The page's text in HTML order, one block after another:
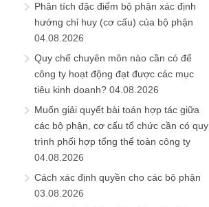
Phân tích đặc điểm bộ phận xác định
hướng chỉ huy (cơ cấu) của bộ phận
04.08.2026
Quy chế chuyên môn nào cần có để
công ty hoạt động đạt được các mục
tiêu kinh doanh? 04.08.2026
Muốn giải quyết bài toán hợp tác giữa
các bộ phận, cơ cấu tổ chức cần có quy
trình phối hợp tổng thể toàn công ty
04.08.2026
Cách xác định quyền cho các bộ phận
03.08.2026